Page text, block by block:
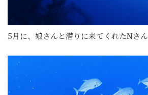
5月に、娘さんと潜りに来てくれたNさん